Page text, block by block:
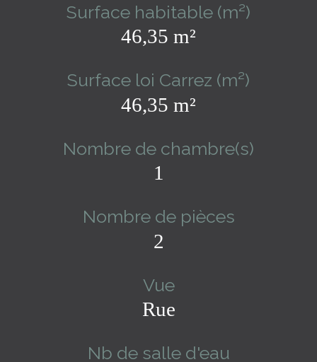
Surface habitable (m²)
46,35 m²
Surface loi Carrez (m²)
46,35 m²
Nombre de chambre(s)
1
Nombre de pièces
2
Vue
Rue
Nb de salle d'eau